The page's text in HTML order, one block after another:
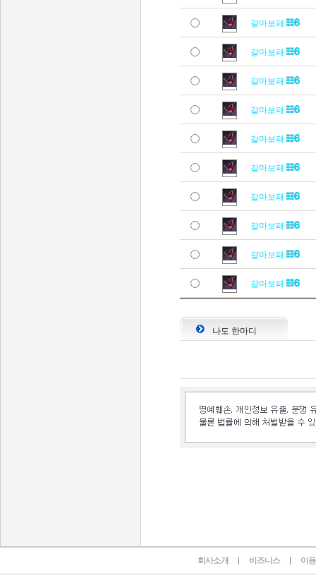
갈마보패
갈마보패
갈마보패
갈마보패
갈마보패
갈마보패
갈마보패
갈마보패
갈마보패
갈마보패
나도 한마디
회사소개 비즈니스 이